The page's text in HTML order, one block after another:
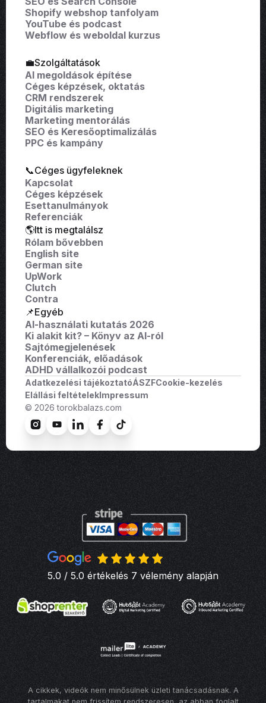
Shopify webshop tanfolyam
YouTube és podcast
Webflow és weboldal kurzus
💼Szolgáltatások
AI megoldások építése
Céges képzések, oktatás
CRM rendszerek
Digitális marketing
Marketing mentorálás
SEO és Keresőoptimalizálás
PPC és kampány
📞Céges ügyfeleknek
Kapcsolat
Céges képzések
Esettanulmányok
Referenciák
🌎Itt is megtalálsz
Rólam bővebben
English site
German site
UpWork
Clutch
Contra
📌Egyéb
AI-használati kutatás 2026
Ki alakit kit? – Könyv az AI-ról
Sajtómegjelenések
Konferenciák, előadások
ADHD vállalkozói podcast
Adatkezelési tájékoztatóÁSZFCookie-kezelés
Elállási feltételekImpressum
© 2026 torokbalazs.com
5.0 / 5.0 értékelés 7 vélemény alapján
A cikkek, videók nem minősülnek üzleti tanácsadásnak. A